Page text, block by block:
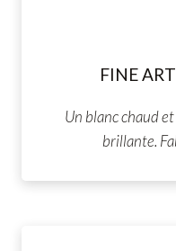
FINE
Un blanc chaud
brillante.